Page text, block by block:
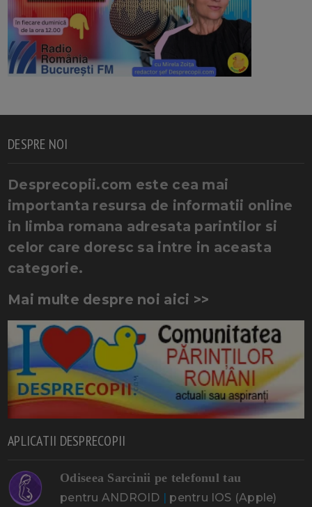
DESPRE NOI
Desprecopii.com este cea mai
importanta resursa de informatii online
in limba romana adresata parintilor si
celor care doresc sa intre in aceasta
categorie.
Mai multe despre noi aici >>
APLICATII DESPRECOPII
Odiseea Sarcinii pe telefonul tau
pentru ANDROID | pentru IOS (Apple)